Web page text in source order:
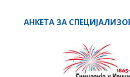
АНКЕТА ЗА